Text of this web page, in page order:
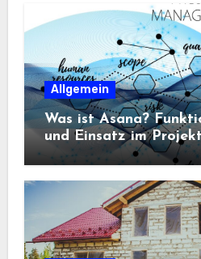
Allgemein
Was ist Asana?
und Einsatz im